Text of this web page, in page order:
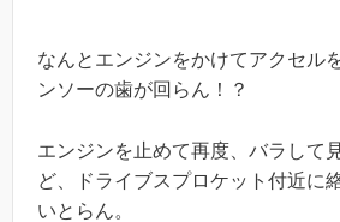
なんとエンジンをかけてアクセル
ンソーの歯が回らん！？
エンジンを止めて再度、バラして
ど、ドライブスプロケット付近に
いとらん。